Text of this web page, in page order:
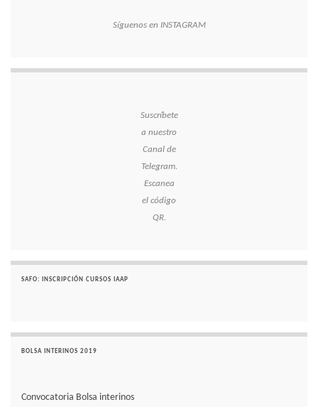
Síguenos en INSTAGRAM
Suscríbete
a nuestro
Canal de
Telegram.
Escanea
el código
QR.
SAFO: INSCRIPCIÓN CURSOS IAAP
BOLSA INTERINOS 2019
Convocatoria Bolsa interinos